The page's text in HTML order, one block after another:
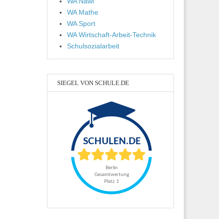
WA Mathe
WA Sport
WA Wirtschaft-Arbeit-Technik
Schulsozialarbeit
SIEGEL VON SCHULE.DE